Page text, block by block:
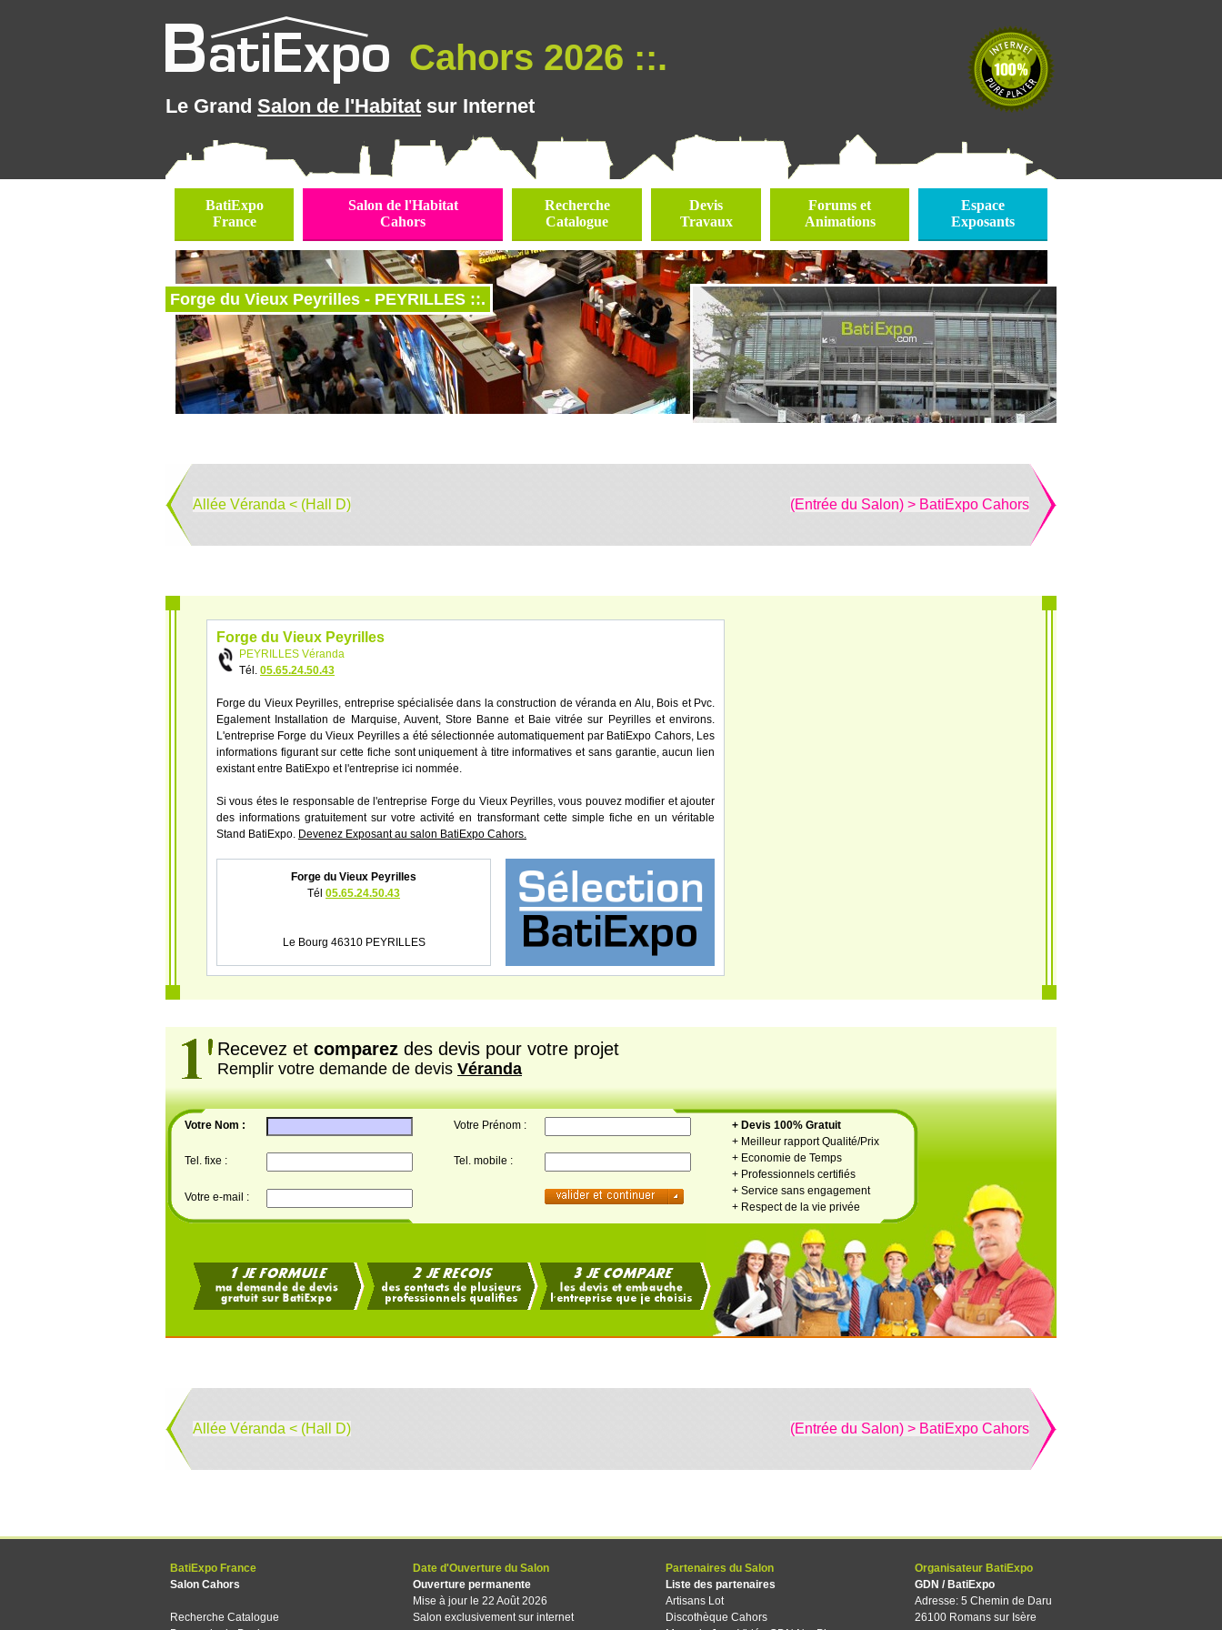
Cahors 2026 ::.
Le Grand Salon de l'Habitat sur Internet
BatiExpo
France
Salon de l'Habitat
Cahors
Recherche
Catalogue
Devis
Travaux
Forums et
Animations
Espace
Exposants
Forge du Vieux Peyrilles - PEYRILLES ::.
Allée Véranda < (Hall D) (Entrée du Salon) > BatiExpo Cahors
Forge du Vieux Peyrilles
PEYRILLES Véranda
Tél. 05.65.24.50.43
Forge du Vieux Peyrilles, entreprise spécialisée dans la construction de véranda en Alu, Bois et Pvc.
Egalement Installation de Marquise, Auvent, Store Banne et Baie vitrée sur Peyrilles et environs.
L'entreprise Forge du Vieux Peyrilles a été sélectionnée automatiquement par BatiExpo Cahors, Les
informations figurant sur cette fiche sont uniquement à titre informatives et sans garantie, aucun lien
existant entre BatiExpo et l'entreprise ici nommée.
Si vous étes le responsable de l'entreprise Forge du Vieux Peyrilles, vous pouvez modifier et ajouter
des informations gratuitement sur votre activité en transformant cette simple fiche en un véritable
Stand BatiExpo. Devenez Exposant au salon BatiExpo Cahors.
Forge du Vieux Peyrilles
Tél 05.65.24.50.43
Le Bourg 46310 PEYRILLES
Recevez et comparez des devis pour votre projet
Remplir votre demande de devis Véranda
Votre Nom : Votre Prénom :
+ Devis 100% Gratuit
+ Meilleur rapport Qualité/Prix
+ Economie de Temps
+ Professionnels certifiés
+ Service sans engagement
+ Respect de la vie privée
Tel. fixe : Tel. mobile :
Votre e-mail :
Allée Véranda < (Hall D) (Entrée du Salon) > BatiExpo Cahors
BatiExpo France
Salon Cahors
Recherche Catalogue
Date d'Ouverture du Salon
Ouverture permanente
Mise à jour le 22 Août 2026
Salon exclusivement sur internet
Partenaires du Salon
Liste des partenaires
Artisans Lot
Discothèque Cahors
Organisateur BatiExpo
GDN / BatiExpo
Adresse: 5 Chemin de Daru
26100 Romans sur Isère